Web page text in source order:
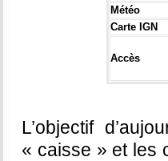
Météo
Carte IGN
Accès
L’objectif
« caisse » et les